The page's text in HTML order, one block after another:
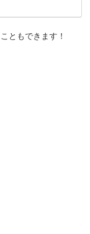
ともできます！